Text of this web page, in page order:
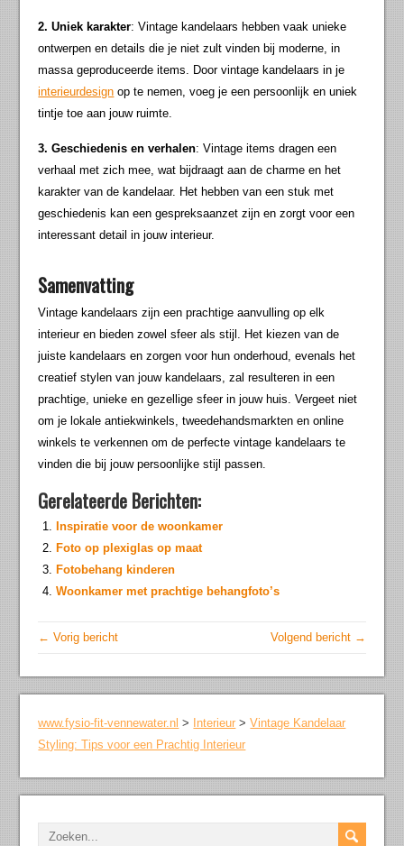
2. Uniek karakter: Vintage kandelaars hebben vaak unieke
ontwerpen en details die je niet zult vinden bij moderne, in
massa geproduceerde items. Door vintage kandelaars in je
interieurdesign op te nemen, voeg je een persoonlijk en uniek
tintje toe aan jouw ruimte.
3. Geschiedenis en verhalen: Vintage items dragen een
verhaal met zich mee, wat bijdraagt aan de charme en het
karakter van de kandelaar. Het hebben van een stuk met
geschiedenis kan een gespreksaanzet zijn en zorgt voor een
interessant detail in jouw interieur.
Samenvatting
Vintage kandelaars zijn een prachtige aanvulling op elk
interieur en bieden zowel sfeer als stijl. Het kiezen van de
juiste kandelaars en zorgen voor hun onderhoud, evenals het
creatief stylen van jouw kandelaars, zal resulteren in een
prachtige, unieke en gezellige sfeer in jouw huis. Vergeet niet
om je lokale antiekwinkels, tweedehandsmarkten en online
winkels te verkennen om de perfecte vintage kandelaars te
vinden die bij jouw persoonlijke stijl passen.
Gerelateerde Berichten:
Inspiratie voor de woonkamer
Foto op plexiglas op maat
Fotobehang kinderen
Woonkamer met prachtige behangfoto’s
← Vorig bericht Volgend bericht →
www.fysio-fit-vennewater.nl > Interieur >Vintage Kandelaar
Styling: Tips voor een Prachtig Interieur